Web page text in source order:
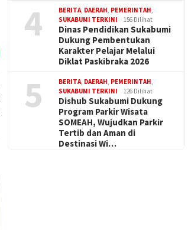
4 BERITA, DAERAH, PEMERINTAH,
SUKABUMI TERKINI
156 Dilihat
Dinas Pendidikan Sukabumi
Dukung Pembentukan
Karakter Pelajar Melalui
Diklat Paskibraka 2026
5 BERITA, DAERAH, PEMERINTAH,
SUKABUMI TERKINI
126 Dilihat
Dishub Sukabumi Dukung
Program Parkir Wisata
SOMEAH, Wujudkan Parkir
Tertib dan Aman di
Destinasi Wi…